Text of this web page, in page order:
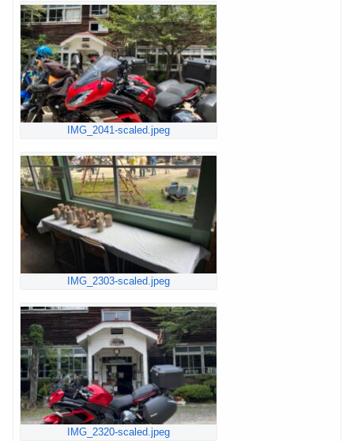
IMG_2041-scaled.jpeg
IMG_2303-scaled.jpeg
IMG_2320-scaled.jpeg